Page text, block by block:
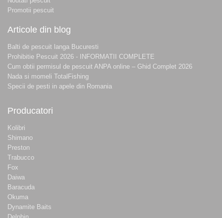
Promotii pescuit
Articole din blog
Balti de pescuit langa Bucuresti
Prohibitie Pescuit 2026 - INFORMATII COMPLETE
Cum obtii permisul de pescuit ANPA online – Ghid Complet 2026
Nada si momeli TotalFishing
Specii de pesti in apele din Romania
Producatori
Kolibri
Shimano
Preston
Trabucco
Fox
Daiwa
Baracuda
Okuma
Dynamite Baits